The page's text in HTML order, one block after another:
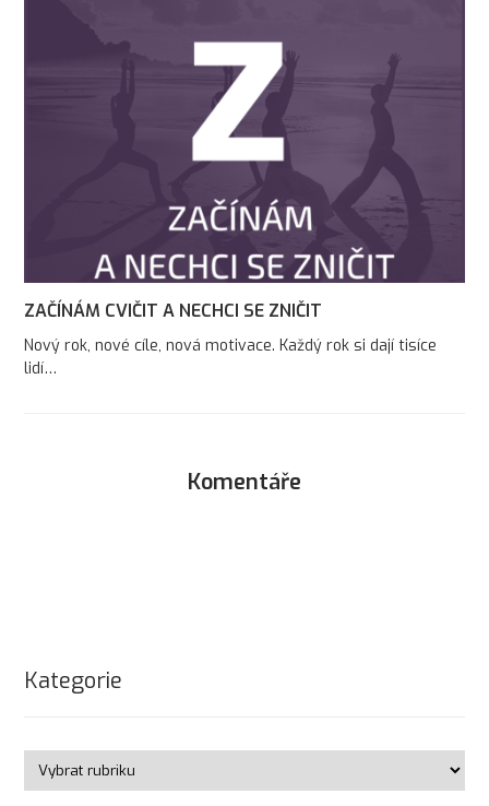
ZAČÍNÁM CVIČIT A NECHCI SE ZNIČIT
Nový rok, nové cíle, nová motivace. Každý rok si dají tisíce
lidí…
Komentáře
Kategorie